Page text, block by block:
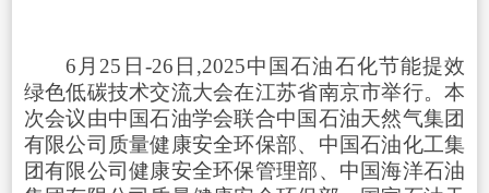
6月25日-26日,2025中国石油石化节能提效
绿色低碳技术交流大会在江苏省南京市举行。本
次会议由中国石油学会联合中国石油天然气集团
有限公司质量健康安全环保部、中国石油化工集
团有限公司健康安全环保管理部、中国海洋石油